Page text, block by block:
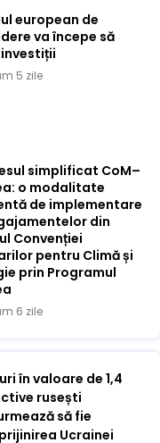
european de
va începe să
5 zile
simplificat CoM–
o modalitate
de implementare
din
Convenției
pentru Climă și
prin Programul
6 zile
în valoare de 1,4
rusești
să fie
Ucrainei